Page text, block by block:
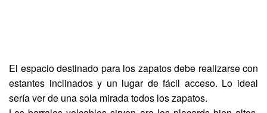
El espacio destinado para los zapatos debe realizarse con
estantes inclinados y un lugar de fácil acceso. Lo ideal
sería ver de una sola mirada todos los zapatos.